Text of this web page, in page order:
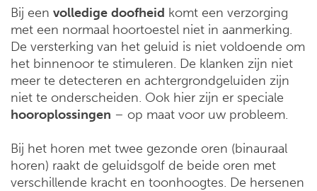
Bij een volledige doofheid komt een verzorging
met een normaal hoortoestel niet in aanmerking.
De versterking van het geluid is niet voldoende om
het binnenoor te stimuleren. De klanken zijn niet
meer te detecteren en achtergrondgeluiden zijn
niet te onderscheiden. Ook hier zijn er speciale
hooroplossingen – op maat voor uw probleem.
Bij het horen met twee gezonde oren (binauraal
horen) raakt de geluidsgolf de beide oren met
verschillende kracht en toonhoogtes. De hersenen